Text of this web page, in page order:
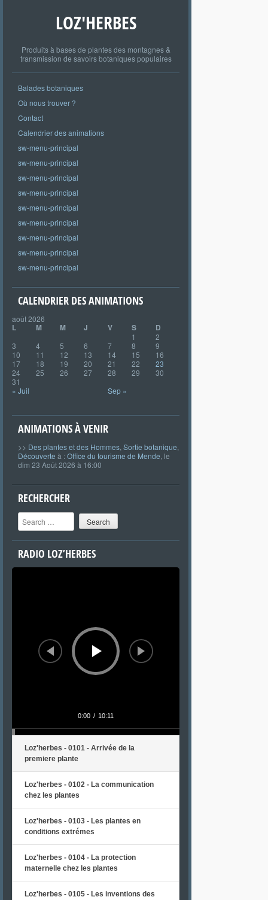
LOZ'HERBES
Produits à bases de plantes des montagnes &
transmission de savoirs botaniques populaires
Balades botaniques
Où nous trouver ?
Contact
Calendrier des animations
sw-menu-principal
sw-menu-principal
sw-menu-principal
sw-menu-principal
sw-menu-principal
sw-menu-principal
sw-menu-principal
sw-menu-principal
sw-menu-principal
CALENDRIER DES ANIMATIONS
août 2026
L M M J V S D
1
2
3
4 5 6 7 8
9
10
11 12 13 14 15
16
17
18 19 20 21 22
23
24
25 26 27 28 29
30
31
« Juil
Sep »
ANIMATIONS À VENIR
>> Des plantes et des Hommes Sortie botanique
Découverte à :Office du tourisme de Mende , le
dim 23 Août 2026 à 16:00
RECHERCHER
Search
RADIO LOZ’HERBES
Lecteur
0:00 / 10:11
Loz'herbes - 0101 - Arrivée de la
premiere plante
Loz'herbes - 0102 - La communication
chez les plantes
Loz'herbes - 0103 - Les plantes en
conditions extrémes
Loz'herbes - 0104 - La protection
maternelle chez les plantes
Loz'herbes - 0105 - Les inventions des